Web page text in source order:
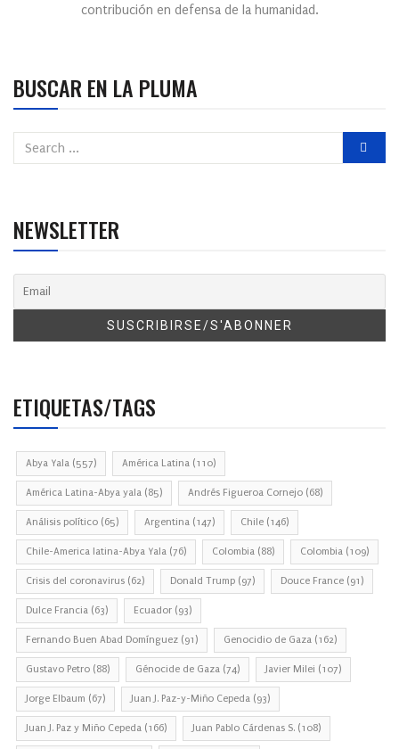
contribución en defensa de la humanidad.
BUSCAR EN LA PLUMA
NEWSLETTER
ETIQUETAS/TAGS
Abya Yala (557) América Latina (110)
América Latina-Abya yala (85) Andrés Figueroa Cornejo (68)
Análisis político (65) Argentina (147) Chile (146)
Chile-America latina-Abya Yala (76) Colombia (88) Colombia (109)
Crisis del coronavirus (62) Donald Trump (97) Douce France (91)
Dulce Francia (63) Ecuador (93)
Fernando Buen Abad Domínguez (91) Genocidio de Gaza (162)
Gustavo Petro (88) Génocide de Gaza (74) Javier Milei (107)
Jorge Elbaum (67) Juan J. Paz-y-Miño Cepeda (93)
Juan J. Paz y Miño Cepeda (166) Juan Pablo Cárdenas S. (108)